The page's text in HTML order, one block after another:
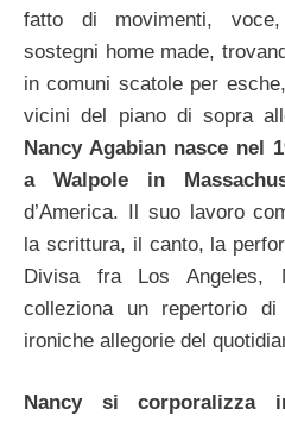
fatto di movimenti,
sostegni home made,
in comuni scatole per
vicini del piano di sopra
Nancy Agabian nasce nel
a Walpole in
d’America. Il suo lavoro
la scrittura, il canto, la
Divisa fra Los Angeles,
colleziona un repertorio
ironiche allegorie del
Nancy si corporalizza